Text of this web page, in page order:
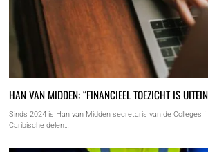
HAN VAN MIDDEN: “FINANCIEEL TOEZICHT IS
Sinds 2024 is Han van Midden secretaris van de Colleges
Caribische delen…